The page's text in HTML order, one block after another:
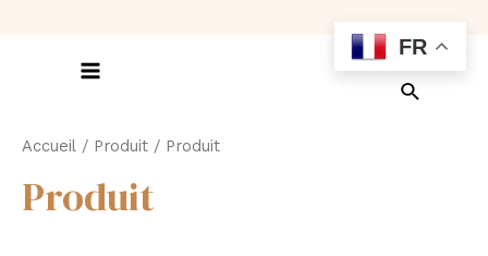
Menu
Accueil / Produit / Produit
Produit
FR